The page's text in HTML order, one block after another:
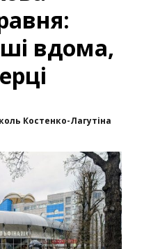
вдома,
Костенко-Лагутіна